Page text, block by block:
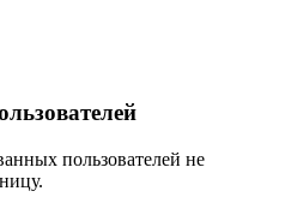
пользователей не